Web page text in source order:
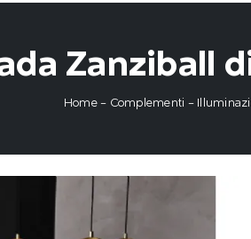
Zanziball
Home- Complementi -